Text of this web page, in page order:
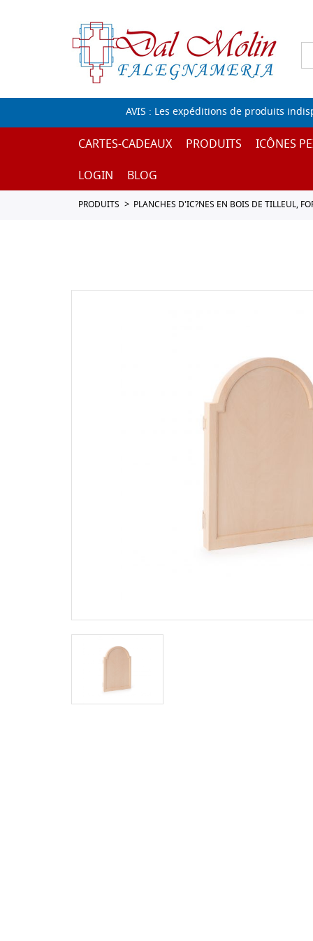
AVIS : Les expéditions de produits
CARTES-CADEAUX PRODUITS
ICÔNES
LOGIN
BLOG
PRODUITS PLANCHES D'IC?NES EN BOIS DE TILLEUL,